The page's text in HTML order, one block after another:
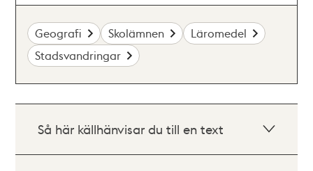
Geografi Skolämnen
Läromedel
Stadsvandringar
Så här källhänvisar du till en text